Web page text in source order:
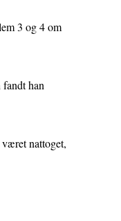
3 og 4 om
han
nattoget,